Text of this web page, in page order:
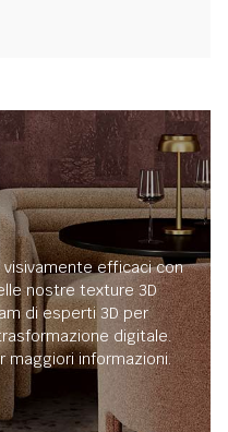
efficaci con
nostre texture 3D
di esperti 3D per
digitale.
maggiori informazioni.